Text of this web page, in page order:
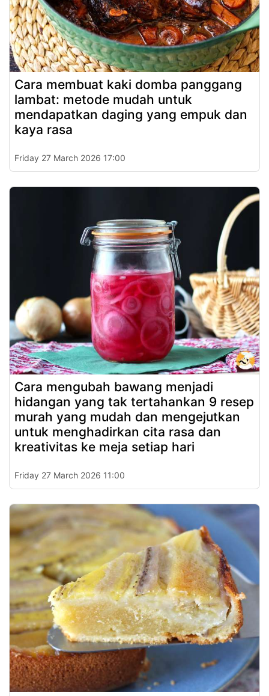
Cara membuat kaki domba panggang
lambat: metode mudah untuk
mendapatkan daging yang empuk dan
kaya rasa
Friday 27 March 2026 17:00
Cara mengubah bawang menjadi
hidangan yang tak tertahankan 9 resep
murah yang mudah dan mengejutkan
untuk menghadirkan cita rasa dan
kreativitas ke meja setiap hari
Friday 27 March 2026 11:00